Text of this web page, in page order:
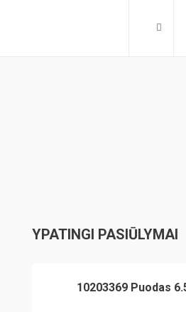
YPATINGI PASIŪLYMAI
10203369 Puodas